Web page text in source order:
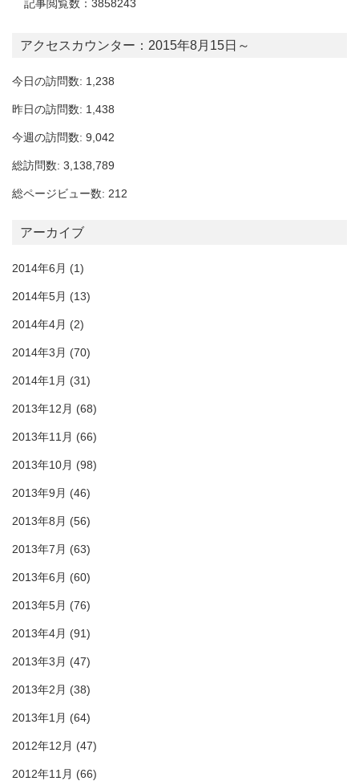
記事閲覧数：3858243
アクセスカウンター：2015年8月15日～
今日の訪問数: 1,238
昨日の訪問数: 1,438
今週の訪問数: 9,042
総訪問数: 3,138,789
総ページビュー数: 212
アーカイブ
2014年6月 (1)
2014年5月 (13)
2014年4月 (2)
2014年3月 (70)
2014年1月 (31)
2013年12月 (68)
2013年11月 (66)
2013年10月 (98)
2013年9月 (46)
2013年8月 (56)
2013年7月 (63)
2013年6月 (60)
2013年5月 (76)
2013年4月 (91)
2013年3月 (47)
2013年2月 (38)
2013年1月 (64)
2012年12月 (47)
2012年11月 (66)